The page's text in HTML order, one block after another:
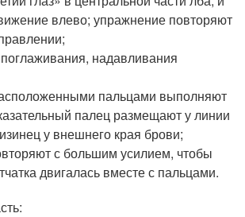
влево; упражнение повторяют
надавливания
пальцами выполняют
палец размещают у линии
у внешнего края брови;
с большим усилием, чтобы
двигалась вместе с пальцами.